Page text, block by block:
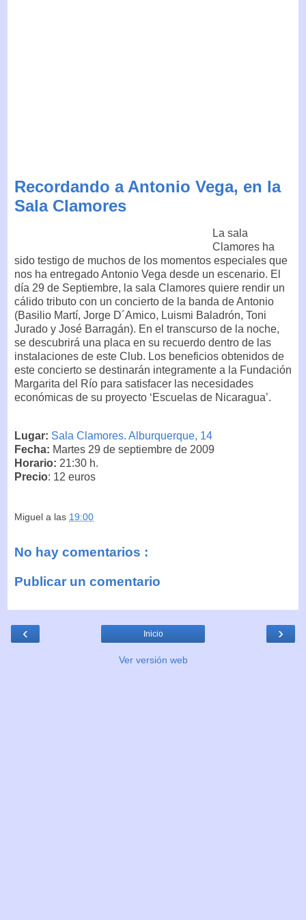
Recordando a Antonio Vega, en la
Sala Clamores
La sala
Clamores ha
sido testigo de muchos de los momentos especiales que
nos ha entregado Antonio Vega desde un escenario. El
día 29 de Septiembre, la sala Clamores quiere rendir un
cálido tributo con un concierto de la banda de Antonio
(Basilio Martí, Jorge D´Amico, Luismi Baladrón, Toni
Jurado y José Barragán). En el transcurso de la noche,
se descubrirá una placa en su recuerdo dentro de las
instalaciones de este Club. Los beneficios obtenidos de
este concierto se destinarán integramente a la Fundación
Margarita del Río para satisfacer las necesidades
económicas de su proyecto ‘Escuelas de Nicaragua’.
Lugar: Sala Clamores. Alburquerque, 14
Fecha: Martes 29 de septiembre de 2009
Horario: 21:30 h.
Precio: 12 euros
Miguel a las 19:00
No hay comentarios :
Publicar un comentario
‹ ›
Inicio
Ver versión web